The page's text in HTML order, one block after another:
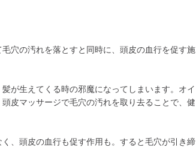
穴の汚れを落とすと同時に、頭皮の血行を促す施
が生えてくる時の邪魔になってしまいます。オイ
皮マッサージで毛穴の汚れを取り去ることで、健
、頭皮の血行も促す作用も。すると毛穴が引き締